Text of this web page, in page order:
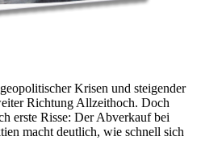
Krisen und steigender
Richtung Allzeithoch. Doch
erste Risse: Der Abverkauf bei
macht deutlich, wie schnell sich